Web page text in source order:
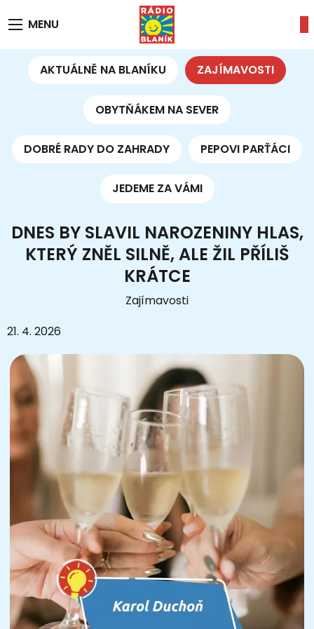
MENU
AKTUÁLNĚ NA BLANÍKU ZAJÍMAVOSTI
OBYTŇÁKEM NA SEVER
DOBRÉ RADY DO ZAHRADY PEPOVI PARŤÁCI
JEDEME ZA VÁMI
DNES BY SLAVIL NAROZENINY HLAS,
KTERÝ ZNĚL SILNĚ, ALE ŽIL PŘÍLIŠ
KRÁTCE
Zajímavosti
21. 4. 2026